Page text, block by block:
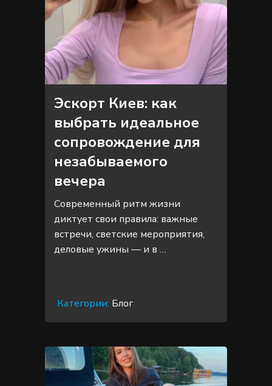
Эскорт Киев: как
выбрать идеальное
сопровождение для
незабываемого
вечера
Современный ритм жизни
диктует свои правила: важные
встречи, светские мероприятия,
деловые ужины — и в …
Категории: Блог